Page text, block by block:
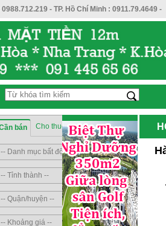
0988.712.219 - TP. Hồ Chí Minh : 0911.79.4649 -
bán Cho thuê Sang nhượng